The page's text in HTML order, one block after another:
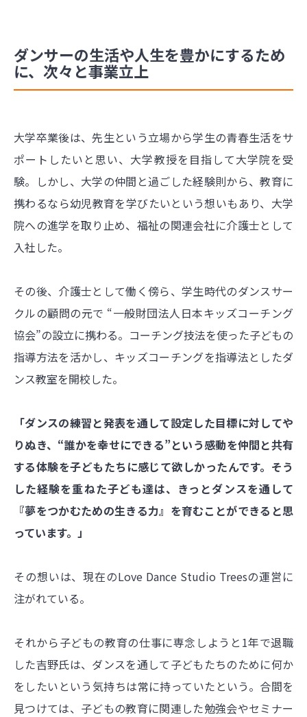
ダンサーの生活や人生を豊かにするため
に、次々と事業立上
大学卒業後は、先生という立場から学生の青春生活をサ
ポートしたいと思い、大学教授を目指して大学院を受
験。しかし、大学の仲間と過ごした経験則から、教育に
携わるなら幼児教育を学びたいという想いもあり、大学
院への進学を取り止め、福祉の関連会社に介護士として
入社した。
その後、介護士として働く傍ら、学生時代のダンスサー
クルの顧問の元で “一般財団法人日本キッズコーチング
協会”の設立に携わる。コーチング技法を使った子どもの
指導方法を活かし、キッズコーチングを指導法としたダ
ンス教室を開校した。
「ダンスの練習と発表を通して設定した目標に対してや
りぬき、“誰かを幸せにできる”という感動を仲間と共有
する体験を子どもたちに感じて欲しかったんです。そう
した経験を重ねた子ども達は、きっとダンスを通して
『夢をつかむための生きる力』を育むことができると思
っています。」
その想いは、現在のLove Dance Studio Treesの運営に
注がれている。
それから子どもの教育の仕事に専念しようと1年で退職
した吉野氏は、ダンスを通して子どもたちのために何か
をしたいという気持ちは常に持っていたという。合間を
見つけては、子どもの教育に関連した勉強会やセミナー